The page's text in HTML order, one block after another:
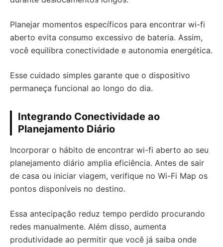
Planejar momentos específicos para encontrar wi-fi
aberto evita consumo excessivo de bateria. Assim,
você equilibra conectividade e autonomia energética.
Esse cuidado simples garante que o dispositivo
permaneça funcional ao longo do dia.
Integrando Conectividade ao
Planejamento Diário
Incorporar o hábito de encontrar wi-fi aberto ao seu
planejamento diário amplia eficiência. Antes de sair
de casa ou iniciar viagem, verifique no Wi-Fi Map os
pontos disponíveis no destino.
Essa antecipação reduz tempo perdido procurando
redes manualmente. Além disso, aumenta
produtividade ao permitir que você já saiba onde